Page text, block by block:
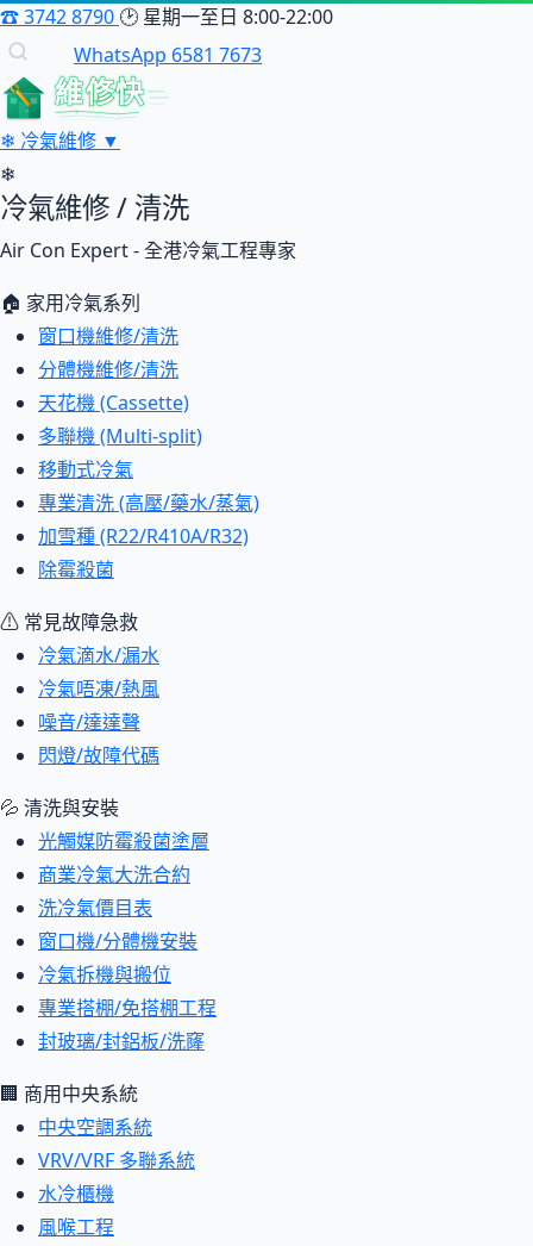
☎3742 8790 🕑 星期一至日 8:00-22:00
WhatsApp 6581 7673
維修快
❄ 冷氣維修 ▼
❄
冷氣維修 / 清洗
Air Con Expert - 全港冷氣工程專家
🏠 家用冷氣系列
窗口機維修/清洗
分體機維修/清洗
天花機 (Cassette)
多聯機 (Multi-split)
移動式冷氣
專業清洗 (高壓/藥水/蒸氣)
加雪種 (R22/R410A/R32)
除霉殺菌
⚠ 常見故障急救
冷氣滴水/漏水
冷氣唔凍/熱風
噪音/達達聲
閃燈/故障代碼
💦 清洗與安裝
光觸媒防霉殺菌塗層
商業冷氣大洗合約
洗冷氣價目表
窗口機/分體機安裝
冷氣拆機與搬位
專業搭棚/免搭棚工程
封玻璃/封鋁板/洗窿
🏢 商用中央系統
中央空調系統
VRV/VRF 多聯系統
水冷櫃機
風喉工程